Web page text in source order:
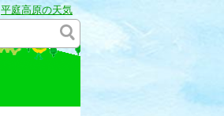
平庭高原の天気